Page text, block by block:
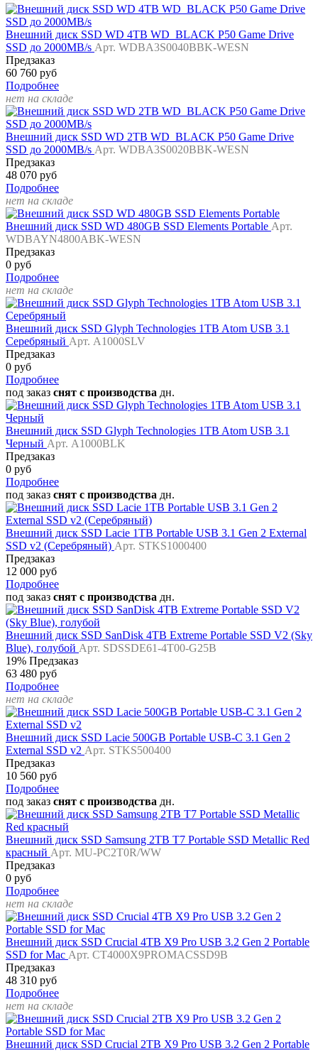
Внешний диск SSD WD 4TB WD_BLACK P50 Game Drive
SSD до 2000MB/s Арт. WDBA3S0040BBK-WESN
Предзаказ
60 760 руб
Подробнее
нет на складе
Внешний диск SSD WD 2TB WD_BLACK P50 Game Drive
SSD до 2000MB/s Арт. WDBA3S0020BBK-WESN
Предзаказ
48 070 руб
Подробнее
нет на складе
Внешний диск SSD WD 480GB SSD Elements Portable Арт.
WDBAYN4800ABK-WESN
Предзаказ
0 руб
Подробнее
нет на складе
Внешний диск SSD Glyph Technologies 1TB Atom USB 3.1
Серебряный Арт. A1000SLV
Предзаказ
0 руб
Подробнее
под заказ снят с производства дн.
Внешний диск SSD Glyph Technologies 1TB Atom USB 3.1
Черный Арт. A1000BLK
Предзаказ
0 руб
Подробнее
под заказ снят с производства дн.
Внешний диск SSD Lacie 1TB Portable USB 3.1 Gen 2 External
SSD v2 (Серебряный) Арт. STKS1000400
Предзаказ
12 000 руб
Подробнее
под заказ снят с производства дн.
Внешний диск SSD SanDisk 4TB Extreme Portable SSD V2 (Sky
Blue), голубой Арт. SDSSDE61-4T00-G25B
19% Предзаказ
63 480 руб
Подробнее
нет на складе
Внешний диск SSD Lacie 500GB Portable USB-C 3.1 Gen 2
External SSD v2 Арт. STKS500400
Предзаказ
10 560 руб
Подробнее
под заказ снят с производства дн.
Внешний диск SSD Samsung 2TB T7 Portable SSD Metallic Red
красный Арт. MU-PC2T0R/WW
Предзаказ
0 руб
Подробнее
нет на складе
Внешний диск SSD Crucial 4TB X9 Pro USB 3.2 Gen 2 Portable
SSD for Mac Арт. CT4000X9PROMACSSD9B
Предзаказ
48 310 руб
Подробнее
нет на складе
Внешний диск SSD Crucial 2TB X9 Pro USB 3.2 Gen 2 Portable